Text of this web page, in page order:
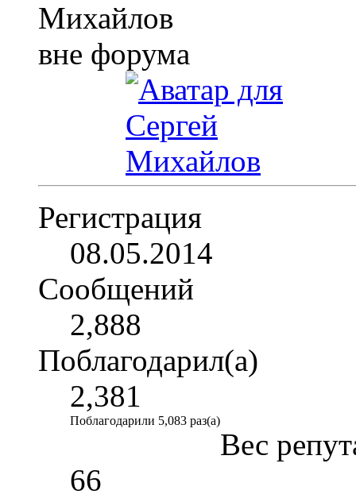
Регистрация
08.05.2014
Сообщений
2,888
Поблагодарил(а)
2,381
Поблагодарили 5,083 раз(а)
Вес
66